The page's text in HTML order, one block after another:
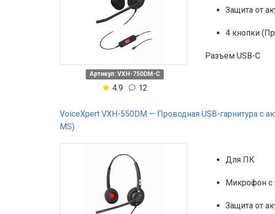
Артикул: VXH-750DM-C
4.9 12
Защита от
4 кнопки
Разъем USB-C
VoiceXpert VXH-550DM — Проводная USB-гарнитура с
MS)
Для ПК
Микрофон с
Защита от